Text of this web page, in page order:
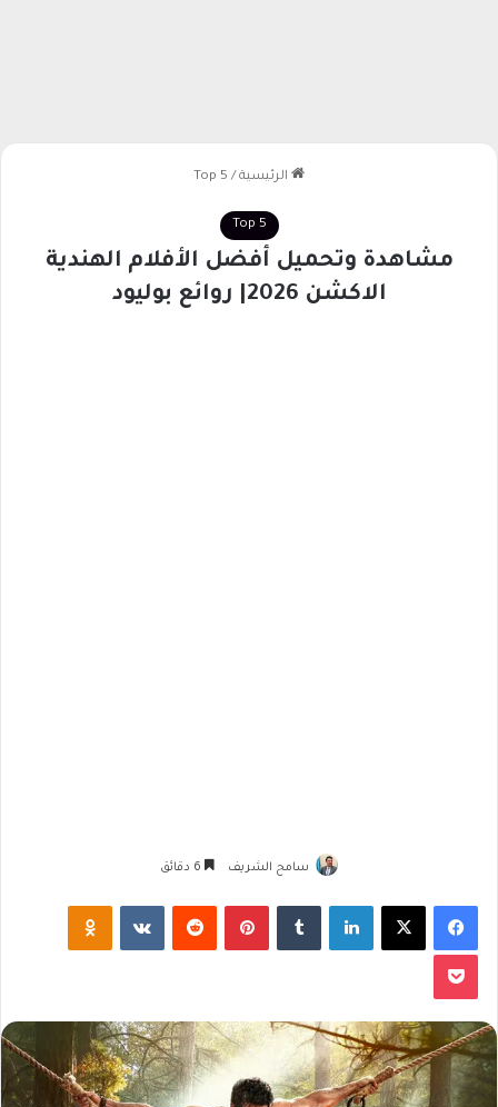
الرئيسية /
Top 5
Top 5
مشاهدة وتحميل أفضل الأفلام الهندية
الاكشن 2026| روائع بوليود
سامح الشريف
فيسبوك لينكدإن بينتيريست